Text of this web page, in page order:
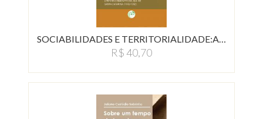
SOCIABILIDADES E TERRITORIALIDADE:A…
R$ 40,70